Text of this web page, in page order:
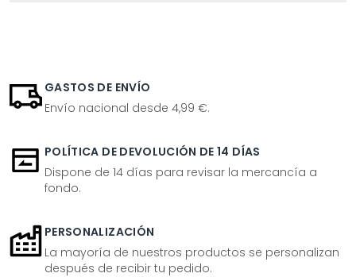
GASTOS DE ENVÍO
Envío nacional desde 4,99 €.
POLÍTICA DE DEVOLUCIÓN DE 14 DÍAS
Dispone de 14 días para revisar la mercancía a
fondo.
PERSONALIZACIÓN
La mayoría de nuestros productos se personalizan
después de recibir tu pedido.